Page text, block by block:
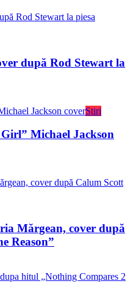
după Rod Stewart la
Stiri
Michael Jackson
Mărgean, cover după
Reason”